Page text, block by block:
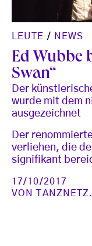
LEUTE / NEWS
Ed Wubbe
Swan“
Der
wurde mit dem
ausgezeichnet
Der
verliehen, die
signifikant
17/10/2017
VON